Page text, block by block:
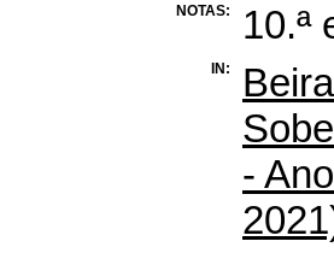
NOTAS: 10.ª
IN:
-